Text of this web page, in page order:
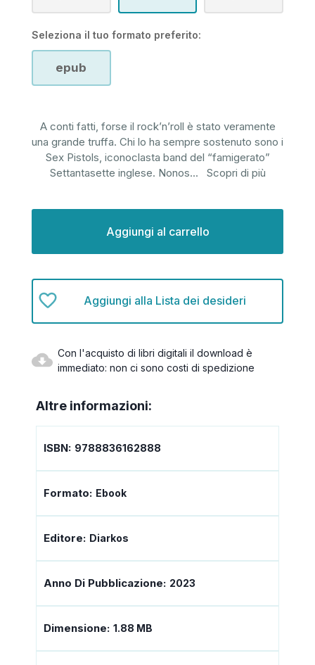
Seleziona il tuo formato preferito:
epub
A conti fatti, forse il rock’n’roll è stato veramente
una grande truffa. Chi lo ha sempre sostenuto sono i
Sex Pistols, iconoclasta band del “famigerato”
Settantasette inglese. Nonos... Scopri di più
Aggiungi alla Lista dei desideri
Con l'acquisto di libri digitali il download è
immediato: non ci sono costi di spedizione
Altre informazioni:
ISBN: 9788836162888
Formato: Ebook
Editore: Diarkos
Anno Di Pubblicazione: 2023
Dimensione: 1.88 MB